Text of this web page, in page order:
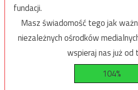
fundacji.
Masz świadomość tego jak
niezależnych ośrodków
wspieraj nas już od
104%